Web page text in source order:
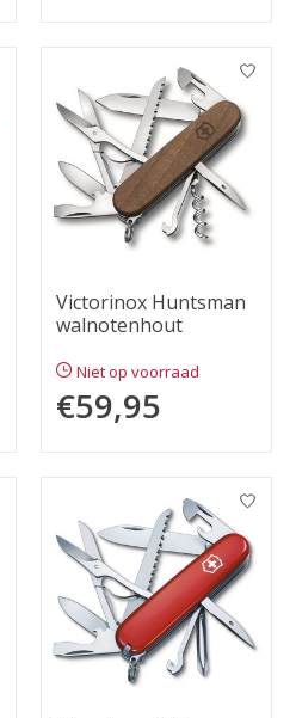
Victorinox Huntsman
walnotenhout
Niet op voorraad
€59,95